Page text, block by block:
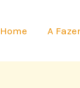
Home A